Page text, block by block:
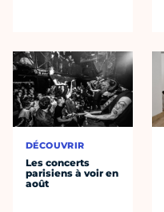
DÉCOUVRIR
Les concerts
parisiens à voir en
août